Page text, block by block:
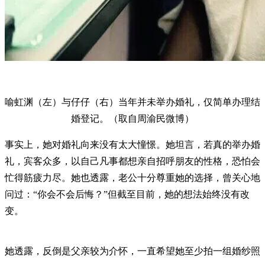
喻虹渊（左）与仔仔（右）当年并未举办婚礼，仅简单办理结
婚登记。（取自周渝民微博）
事实上，她对婚礼向来没有太大憧憬。她坦言，若真的举办婚
礼，宾客众多，以自己凡事都想亲自招呼朋友的性格，恐怕会
忙得筋疲力尽。她也透露，老公十分尊重她的选择，曾关心地
问过：“你会不会后悔？”但截至目前，她的想法始终没有改
变。
她透露，反倒是父亲较为介怀，一直希望她至少拍一组婚纱照